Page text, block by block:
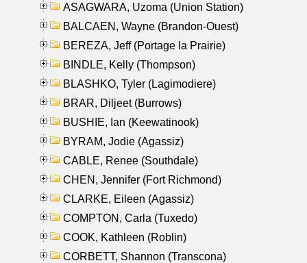
ASAGWARA, Uzoma (Union Station)
BALCAEN, Wayne (Brandon-Ouest)
BEREZA, Jeff (Portage la Prairie)
BINDLE, Kelly (Thompson)
BLASHKO, Tyler (Lagimodiere)
BRAR, Diljeet (Burrows)
BUSHIE, Ian (Keewatinook)
BYRAM, Jodie (Agassiz)
CABLE, Renee (Southdale)
CHEN, Jennifer (Fort Richmond)
CLARKE, Eileen (Agassiz)
COMPTON, Carla (Tuxedo)
COOK, Kathleen (Roblin)
CORBETT, Shannon (Transcona)